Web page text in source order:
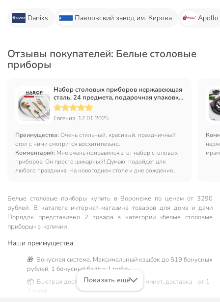
Daniks Павловский завод им. Кирова Apollo
Отзывы покупателей: Белые столовые
приборы
Набор столовых приборов нержавеющая
сталь, 24 предмета, подарочная упаковка,
Белый с золотым, Y6-10263
Евгения, 17.01.2025
Преимущества: Очень стильный, красивый, праздничный
стол с ними смотрится восхитительно.
Комментарий: Мне очень понравился этот набор столовых
приборов. Он просто шикарный! Думаю, подойдет для
любого праздника. На новогоднем столе и дне рождения
Белые столовые приборы купить в Воронеже по ценам от 3290
рублей. В каталоге интернет-магазина товаров для дома и дачи
Порядок представлено 2 товара в категории «белые столовые
приборы» в наличии
Наши преимущества:
🎁 Бонусная система. Максимальный кэшбэк до 519 бонусных
рублей, 1 бонусный балл = 1 рубль.
📦 Быстрая доставка. Самовывоз от 60 минут, доставка - от 1-
2 дней.
Показать ещё